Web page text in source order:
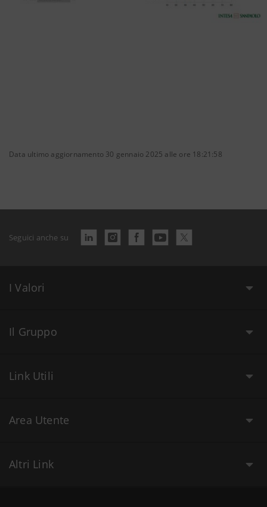
Data ultimo aggiornamento 30 gennaio 2025 alle ore 18:21:58
Seguici anche su
I Valori
Il Gruppo
Link Utili
Area Utente
Altri Link